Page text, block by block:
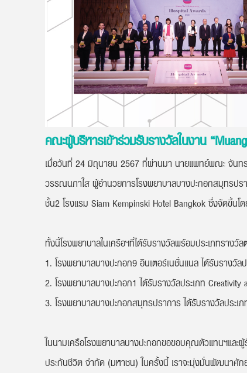
คณะผู้บริหารเข้าร่วมรับรางวัลในงาน
เมื่อวันที่ 24 มิถุนายน 2567 ที่ผ่านมา นายแพทย์พณะ จันทร
วรรณนภาใส ผู้อำนวยการโรงพยาบาลบางปะกอกสมุทรป
ชั้น2 โรงแรม Siam Kempinski Hotel Bangkok ซึ่งจัดขึ้น
ทั้งนี้โรงพยาบาลในเครือฯที่ได้รับรางวัลพร้อมประเภทรางวั
1. โรงพยาบาลบางปะกอก9 อินเตอร์เนชั่นแนล ได้รับรางวั
2. โรงพยาบาลบางปะกอก1 ได้รับรางวัลประเภท
3. โรงพยาบาลบางปะกอกสมุทรปราการ ได้รับรางวัลประ
ในนามเครือโรงพยาบาลบางปะกอกขอขอบคุณตัวแทนฯแล
ประกันชีวิต จำกัด (มหาชน) ในครั้งนี้ เราจะมุ่งมั่นพัฒนาศัก